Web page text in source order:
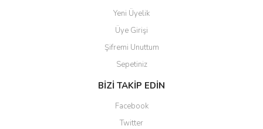
Yeni Üyelik
Üye Girişi
Şifremi Unuttum
Sepetiniz
BİZİ TAKİP EDİN
Facebook
Twitter